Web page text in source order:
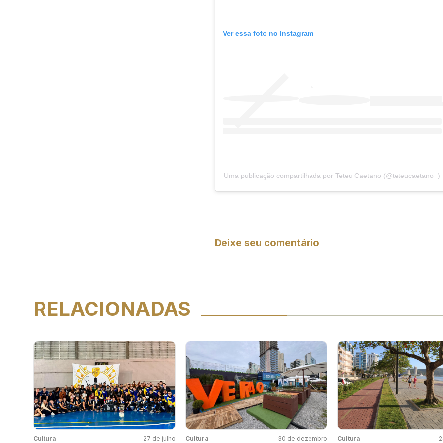
Ver essa foto no Instagram
Uma publicação compartilhada por Teteu Caetano (@teteucaetano_)
Deixe seu comentário
RELACIONADAS
Cultura 27 de julho Cultura 30 de dezembro Cultura